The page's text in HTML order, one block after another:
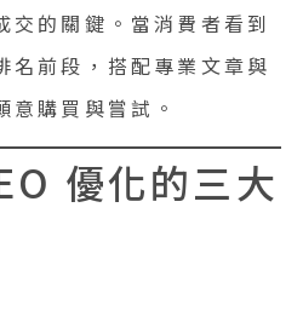
交的關鍵。當消費者看到
名前段，搭配專業文章與
意購買與嘗試。
優化的三大